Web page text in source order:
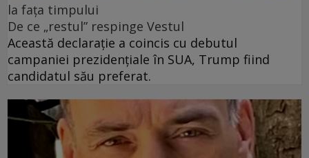
la fața timpului
De ce „restul” respinge Vestul
Această declarație a coincis cu debutul
campaniei prezidențiale în SUA, Trump fiind
candidatul său preferat.